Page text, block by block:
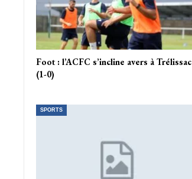
Foot : l’ACFC s’incline avers à Trélissac
(1-0)
SPORTS